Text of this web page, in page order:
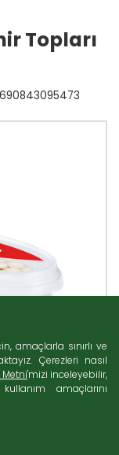
Topları
amaçlarla sınırlı ve
Çerezleri nasıl
'mizi inceleyebilir,
amaçlarını